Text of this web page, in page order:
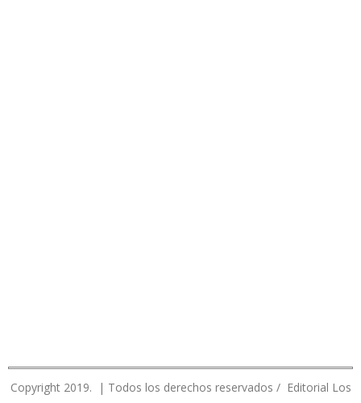
Copyright 2019. | Todos los derechos reservados / Editorial Los